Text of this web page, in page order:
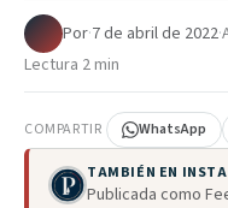
Por·7 de abril de 2022·
Lectura 2 min
COMPARTIR WhatsApp
TAMBIÉN EN
Publicada como